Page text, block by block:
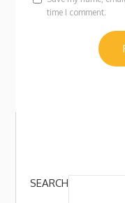
time I comment.
SEARCH